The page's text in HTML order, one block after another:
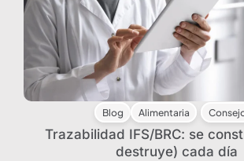
Blog Alimentaria
Trazabilidad IFS/BRC: se
destruye) cada día